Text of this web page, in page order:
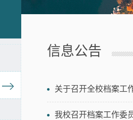
信息公告
关于召开全校档案工
我校召开档案工作委